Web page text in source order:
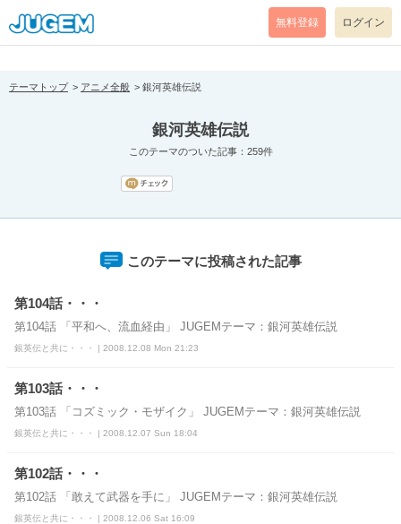
[pear_error: message="Success" code=0 mode=return level=notice
prefix="" info=""]
無料登録 ログイン
テーマトップ アニメ全般 銀河英雄伝説
銀河英雄伝説
このテーマのついた記事：259件
このテーマに投稿された記事
第104話・・・
第104話 「平和へ、流血経由」 JUGEMテーマ：銀河英雄伝説
銀英伝と共に・・・ | 2008.12.08 Mon 21:23
第103話・・・
第103話 「コズミック・モザイク」 JUGEMテーマ：銀河英雄伝説
銀英伝と共に・・・ | 2008.12.07 Sun 18:04
第102話・・・
第102話 「敢えて武器を手に」 JUGEMテーマ：銀河英雄伝説
銀英伝と共に・・・ | 2008.12.06 Sat 16:09